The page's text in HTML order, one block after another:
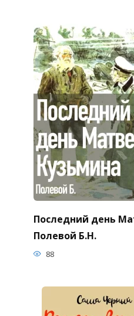
Последний день
Полевой Б.Н.
88